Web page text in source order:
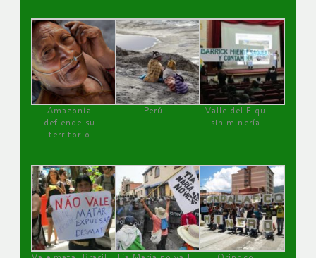
Amazonía
defiende su
territorio
Perú
Valle del Elqui
sin minería.